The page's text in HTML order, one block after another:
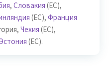
, Словакия (ЕС),
(ЕС), Франция
Чехия (ЕС),
Эстония (ЕС).